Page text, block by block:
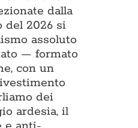
dalla
del 2026 si
assoluto
— formato
con un
dei
ardesia, il